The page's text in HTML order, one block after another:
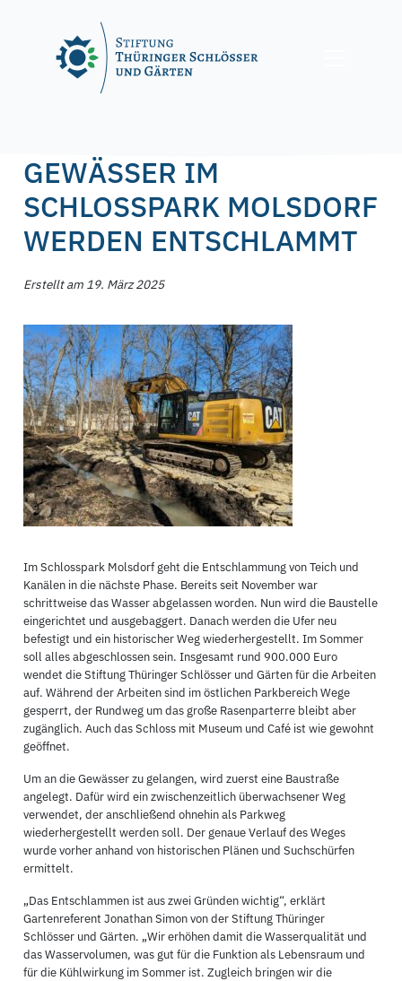
GEWÄSSER IM
SCHLOSSPARK MOLSDORF
WERDEN ENTSCHLAMMT
Erstellt am 19. März 2025
Im Schlosspark Molsdorf geht die Entschlammung von Teich und
Kanälen in die nächste Phase. Bereits seit November war
schrittweise das Wasser abgelassen worden. Nun wird die Baustelle
eingerichtet und ausgebaggert. Danach werden die Ufer neu
befestigt und ein historischer Weg wiederhergestellt. Im Sommer
soll alles abgeschlossen sein. Insgesamt rund 900.000 Euro
wendet die Stiftung Thüringer Schlösser und Gärten für die Arbeiten
auf. Während der Arbeiten sind im östlichen Parkbereich Wege
gesperrt, der Rundweg um das große Rasenparterre bleibt aber
zugänglich. Auch das Schloss mit Museum und Café ist wie gewohnt
geöffnet.
Um an die Gewässer zu gelangen, wird zuerst eine Baustraße
angelegt. Dafür wird ein zwischenzeitlich überwachsener Weg
verwendet, der anschließend ohnehin als Parkweg
wiederhergestellt werden soll. Der genaue Verlauf des Weges
wurde vorher anhand von historischen Plänen und Suchschürfen
ermittelt.
„Das Entschlammen ist aus zwei Gründen wichtig“, erklärt
Gartenreferent Jonathan Simon von der Stiftung Thüringer
Schlösser und Gärten. „Wir erhöhen damit die Wasserqualität und
das Wasservolumen, was gut für die Funktion als Lebensraum und
für die Kühlwirkung im Sommer ist. Zugleich bringen wir die